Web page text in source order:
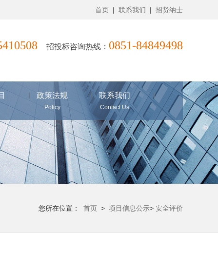
首页 | 联系我们 | 招贤纳士
招投标咨询热线： 0851-84849498
政策法规
Policy
联系我们
Contact Us
您所在位置： 首页 > 项目信息公示> 安全评价